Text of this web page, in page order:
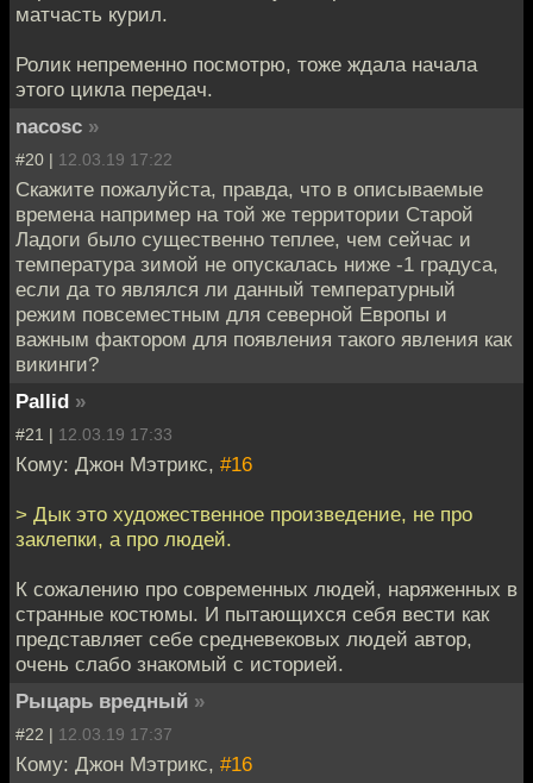
матчасть курил.
Ролик непременно посмотрю, тоже ждала начала
этого цикла передач.
nacosc »
#20 | 12.03.19 17:22
Скажите пожалуйста, правда, что в описываемые
времена например на той же территории Старой
Ладоги было существенно теплее, чем сейчас и
температура зимой не опускалась ниже -1 градуса,
если да то являлся ли данный температурный
режим повсеместным для северной Европы и
важным фактором для появления такого явления как
викинги?
Pallid »
#21 | 12.03.19 17:33
Кому: Джон Мэтрикс, #16
> Дык это художественное произведение, не про
заклепки, а про людей.
К сожалению про современных людей, наряженных в
странные костюмы. И пытающихся себя вести как
представляет себе средневековых людей автор,
очень слабо знакомый с историей.
Рыцарь вредный »
#22 | 12.03.19 17:37
Кому: Джон Мэтрикс, #16